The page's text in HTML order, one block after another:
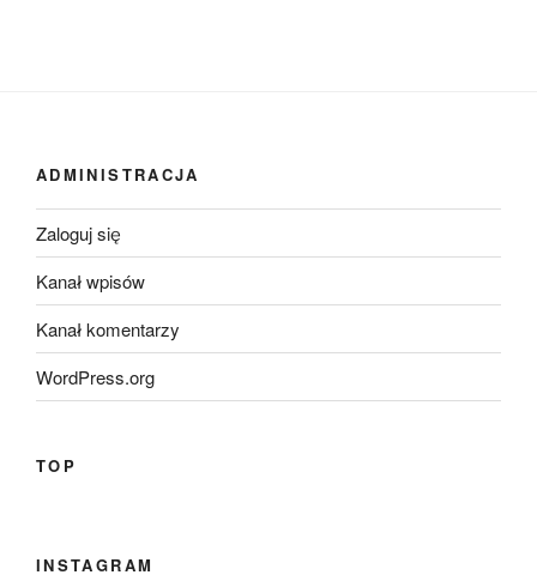
ADMINISTRACJA
Zaloguj się
Kanał wpisów
Kanał komentarzy
WordPress.org
TOP
INSTAGRAM